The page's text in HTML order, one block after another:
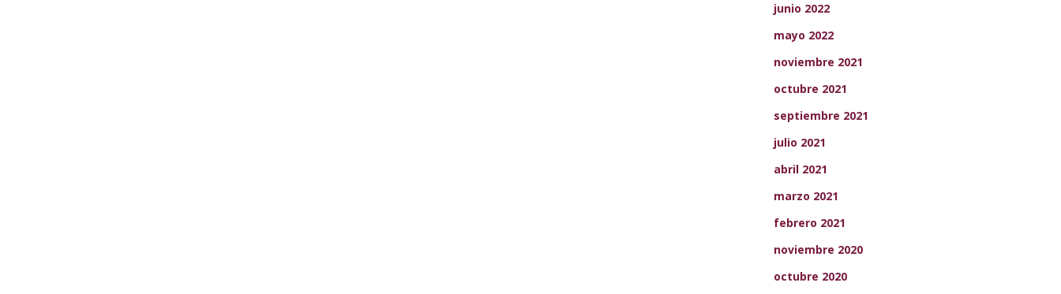
junio 2022
mayo 2022
noviembre 2021
octubre 2021
septiembre 2021
julio 2021
abril 2021
marzo 2021
febrero 2021
noviembre 2020
octubre 2020